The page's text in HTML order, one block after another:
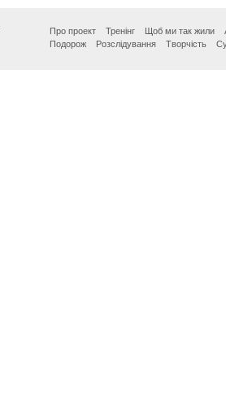
Про проект Тренінг Щоб ми так жили
Подорож
Розслідування Творчість